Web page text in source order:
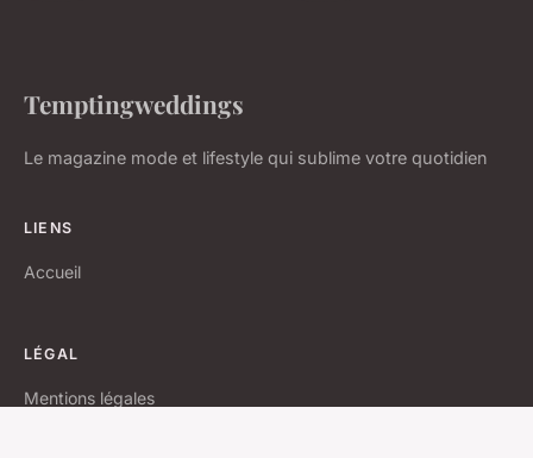
Temptingweddings
Le magazine mode et lifestyle qui sublime votre quotidien
LIENS
Accueil
LÉGAL
Mentions légales